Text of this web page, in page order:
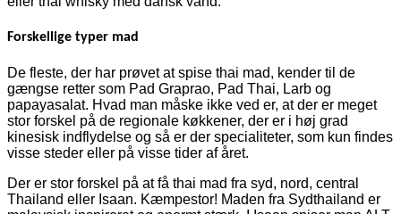
Forskellige typer mad
De fleste, der har prøvet at spise thai mad, kender til de
gængse retter som Pad Graprao, Pad Thai, Larb og
papayasalat. Hvad man måske ikke ved er, at der er meget
stor forskel på de regionale køkkener, der er i høj grad
kinesisk indflydelse og så er der specialiteter, som kun findes
visse steder eller på visse tider af året.
Der er stor forskel på at få thai mad fra syd, nord, central
Thailand eller Isaan. Kæmpestor! Maden fra Sydthailand er